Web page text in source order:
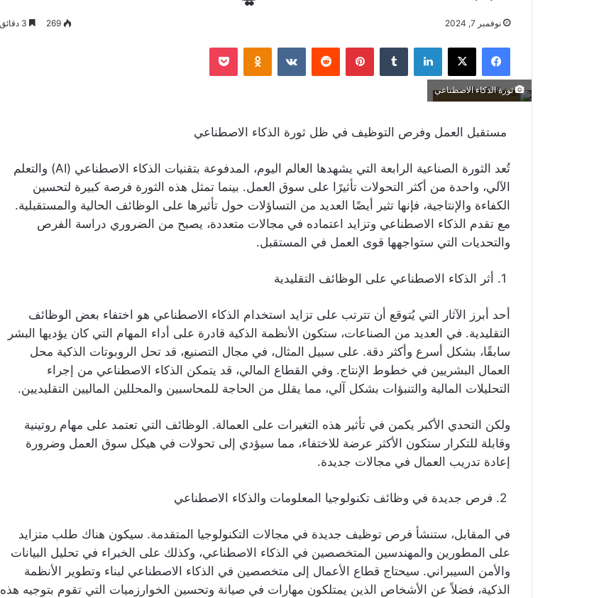
نوفمبر 7, 2024 269
فيسبوك ‫X لينكدإن بينتيريست Odnoklassniki
‫Pocket
ثورة الذكاء الاصطناعي
مستقبل العمل وفرص التوظيف في ظل ثورة الذكاء الاصطناعي
تُعد الثورة الصناعية الرابعة التي يشهدها العالم اليوم، المدفوعة بتقنيات الذكاء الاصطناعي (AI) والتعلم
الآلي، واحدة من أكثر التحولات تأثيرًا على سوق العمل. بينما تمثل هذه الثورة فرصة كبيرة لتحسين
الكفاءة والإنتاجية، فإنها تثير أيضًا العديد من التساؤلات حول تأثيرها على الوظائف الحالية والمستقبلية.
مع تقدم الذكاء الاصطناعي وتزايد اعتماده في مجالات متعددة، يصبح من الضروري دراسة الفرص
والتحديات التي ستواجهها قوى العمل في المستقبل.
أحد أبرز الآثار التي يُتوقع أن تترتب على تزايد استخدام الذكاء الاصطناعي هو اختفاء بعض الوظائف
التقليدية. في العديد من الصناعات، ستكون الأنظمة الذكية قادرة على أداء المهام التي كان يؤديها البشر
سابقًا، بشكل أسرع وأكثر دقة. على سبيل المثال، في مجال التصنيع، قد تحل الروبوتات الذكية محل
العمال البشريين في خطوط الإنتاج. وفي القطاع المالي، قد يتمكن الذكاء الاصطناعي من إجراء
التحليلات المالية والتنبؤات بشكل آلي، مما يقلل من الحاجة للمحاسبين والمحللين الماليين التقليديين.
ولكن التحدي الأكبر يكمن في تأثير هذه التغيرات على العمالة. الوظائف التي تعتمد على مهام روتينية
وقابلة للتكرار ستكون الأكثر عرضة للاختفاء، مما سيؤدي إلى تحولات في هيكل سوق العمل وضرورة
إعادة تدريب العمال في مجالات جديدة.
في المقابل، ستنشأ فرص توظيف جديدة في مجالات التكنولوجيا المتقدمة. سيكون هناك طلب متزايد
على المطورين والمهندسين المتخصصين في الذكاء الاصطناعي، وكذلك على الخبراء في تحليل البيانات
والأمن السيبراني. سيحتاج قطاع الأعمال إلى متخصصين في الذكاء الاصطناعي لبناء وتطوير الأنظمة
الذكية، فضلاً عن الأشخاص الذين يمتلكون مهارات في صيانة وتحسين الخوارزميات التي تقوم بتوجيه هذه